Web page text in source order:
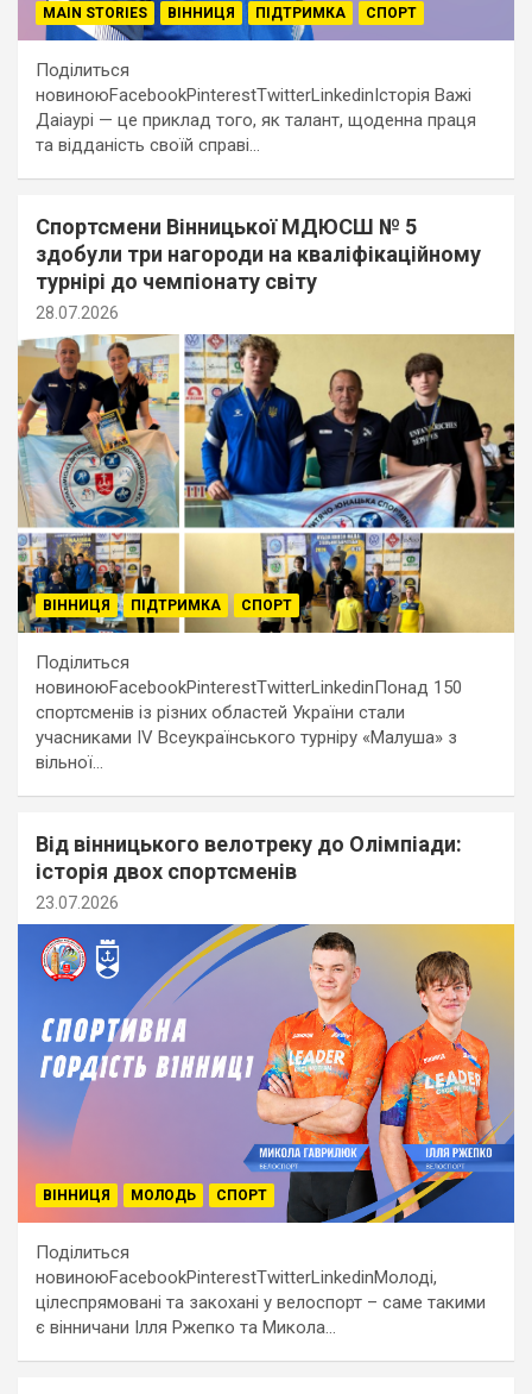
MAIN STORIES ВІННИЦЯ ПІДТРИМКА СПОРТ
Поділиться
новиноюFacebookPinterestTwitterLinkedinІсторія Важі
Даіаурі — це приклад того, як талант, щоденна праця
та відданість своїй справі…
Спортсмени Вінницької МДЮСШ № 5
здобули три нагороди на кваліфікаційному
турнірі до чемпіонату світу
28.07.2026
ВІННИЦЯ ПІДТРИМКА СПОРТ
Поділиться
новиноюFacebookPinterestTwitterLinkedinПонад 150
спортсменів із різних областей України стали
учасниками IV Всеукраїнського турніру «Малуша» з
вільної…
Від вінницького велотреку до Олімпіади:
історія двох спортсменів
23.07.2026
ВІННИЦЯ МОЛОДЬ СПОРТ
Поділиться
новиноюFacebookPinterestTwitterLinkedinМолоді,
цілеспрямовані та закохані у велоспорт – саме такими
є вінничани Ілля Ржепко та Микола…